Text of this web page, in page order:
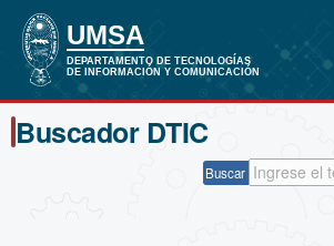
Buscador DTIC
Buscar